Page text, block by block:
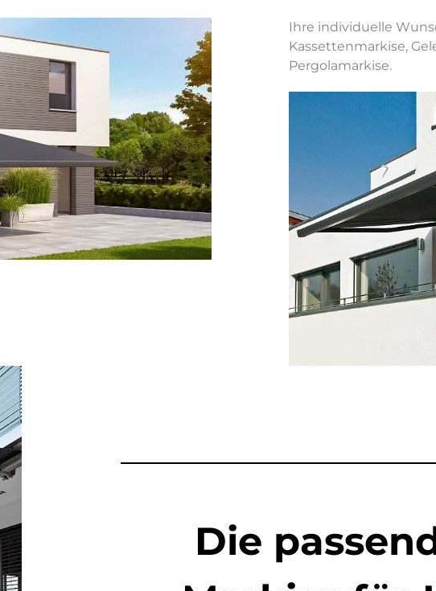
Ihre individuelle
Kassettenmarkise,
Pergolamarkise.
Die